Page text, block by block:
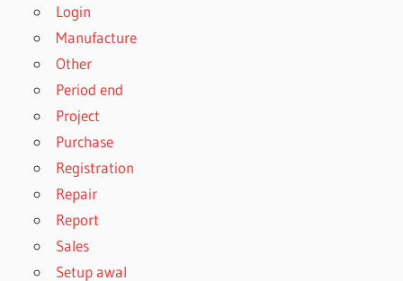
Login
Manufacture
Other
Period end
Project
Purchase
Registration
Repair
Report
Sales
Setup awal